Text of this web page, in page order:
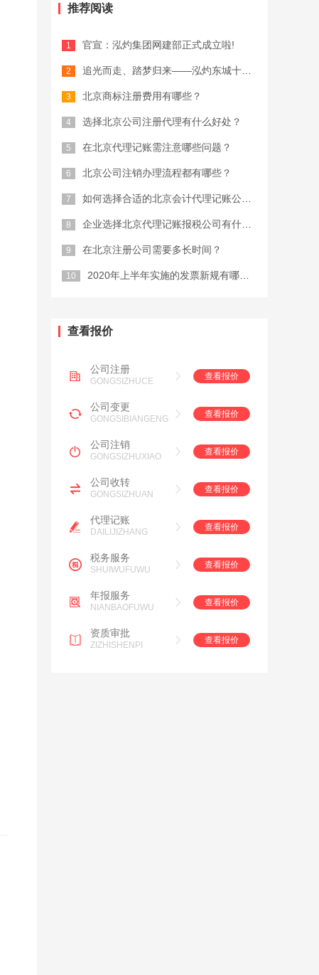
推荐阅读
官宣：泓灼集团网建部正式成立啦!
追光而走、踏梦归来——泓灼东城十渡游
北京商标注册费用有哪些？
选择北京公司注册代理有什么好处？
在北京代理记账需注意哪些问题？
北京公司注销办理流程都有哪些？
如何选择合适的北京会计代理记账公司？
企业选择北京代理记账报税公司有什么优...
在北京注册公司需要多长时间？
2020年上半年实施的发票新规有哪些...
查看报价
公司注册
GONGSIZHUCE
查看报价
公司变更
GONGSIBIANGENG
查看报价
公司注销
GONGSIZHUXIAO
查看报价
公司收转
GONGSIZHUAN
查看报价
代理记账
DAILIJIZHANG
查看报价
税务服务
SHUIWUFUWU
查看报价
年报服务
NIANBAOFUWU
查看报价
资质审批
ZIZHISHENPI
查看报价